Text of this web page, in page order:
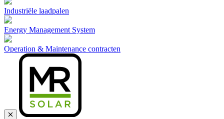
Industriële laadpalen
Energy Management System
Operation & Maintenance contracten